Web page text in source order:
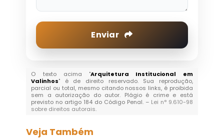
Enviar
O texto acima "Arquitetura Institucional em
Valinhos" é de direito reservado. Sua reprodução,
parcial ou total, mesmo citando nossos links, é proibida
sem a autorização do autor. Plágio é crime e está
previsto no artigo 184 do Código Penal. – Lei n° 9.610-98
sobre direitos autorais.
Veja Também